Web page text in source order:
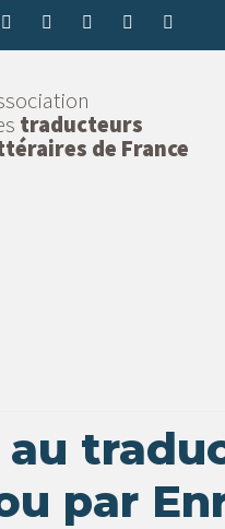
traducteurs
de France
au
par